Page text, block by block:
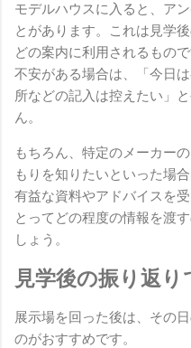
モデルハウスに入ると、ア
とがあります。これは見学
どの案内に利用されるもの
不安がある場合は、「今日
所などの記入は控えたい」
ん。
もちろん、特定のメーカー
もりを知りたいといった場
有益な資料やアドバイスを
とってどの程度の情報を渡
しょう。
見学後の振り返
展示場を回った後は、その
のがおすすめです。